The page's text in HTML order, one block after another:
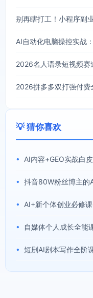
别再瞎打工！小程序副
💡 猜你喜欢
•
•
•
•
•